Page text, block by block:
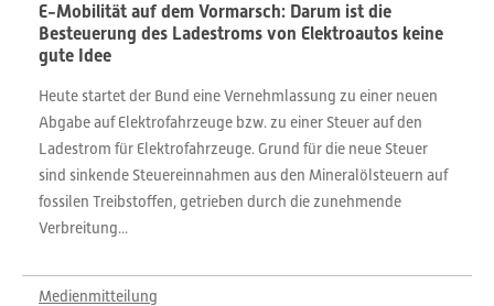
E-Mobilität auf dem Vormarsch: Darum ist die
Besteuerung des Ladestroms von Elektroautos keine
gute Idee
Heute startet der Bund eine Vernehmlassung zu einer neuen
Abgabe auf Elektrofahrzeuge bzw. zu einer Steuer auf den
Ladestrom für Elektrofahrzeuge. Grund für die neue Steuer
sind sinkende Steuereinnahmen aus den Mineralölsteuern auf
fossilen Treibstoffen, getrieben durch die zunehmende
Verbreitung...
Medienmitteilung